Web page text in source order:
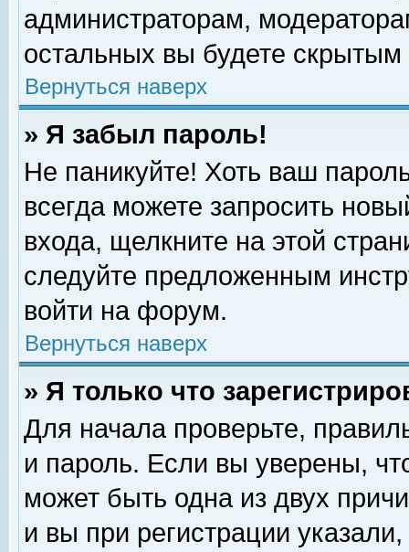
администраторам,
остальных вы будете скрытым
Вернуться наверх
» Я забыл пароль!
Не паникуйте! Хоть ваш
всегда можете запросить
входа, щелкните на этой
следуйте предложенным
войти на форум.
Вернуться наверх
» Я только что
Для начала проверьте,
и пароль. Если вы уверены,
может быть одна из двух
и вы при регистрации